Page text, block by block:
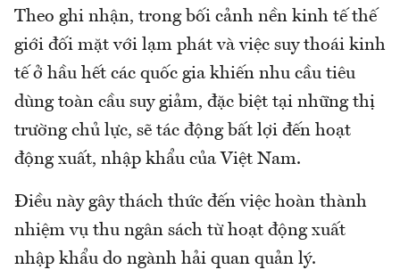
Theo ghi nhận, trong bối cảnh nền kinh tế thế
giới đối mặt với lạm phát và việc suy thoái kinh
tế ở hầu hết các quốc gia khiến nhu cầu tiêu
dùng toàn cầu suy giảm, đặc biệt tại những thị
trường chủ lực, sẽ tác động bất lợi đến hoạt
động xuất, nhập khẩu của Việt Nam.
Điều này gây thách thức đến việc hoàn thành
nhiệm vụ thu ngân sách từ hoạt động xuất
nhập khẩu do ngành hải quan quản lý.